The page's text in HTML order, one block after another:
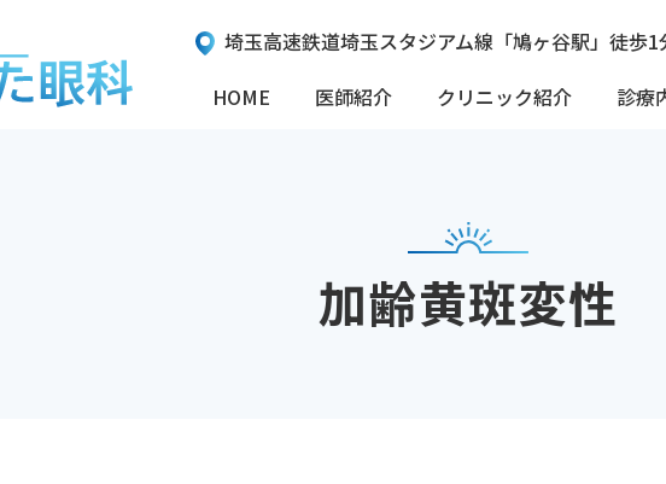
埼玉高速鉄道埼玉スタジアム線「鳩ヶ谷駅」徒歩1
HOME 医師紹介 クリニック紹介 診療
加齢黄斑変性